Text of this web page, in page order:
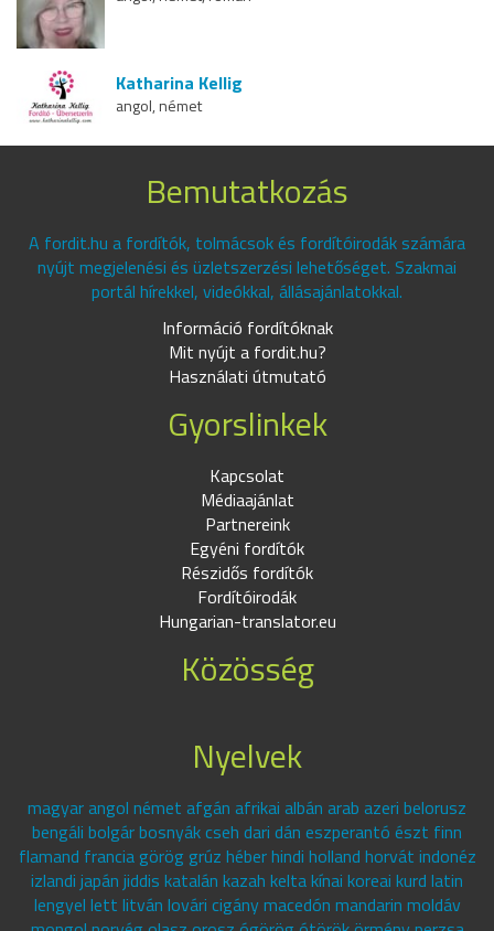
Katharina Kellig
angol, német
Bemutatkozás
A fordit.hu a fordítók, tolmácsok és fordítóirodák számára
nyújt megjelenési és üzletszerzési lehetőséget. Szakmai
portál hírekkel, videókkal, állásajánlatokkal.
Információ fordítóknak
Mit nyújt a fordit.hu?
Használati útmutató
Gyorslinkek
Kapcsolat
Médiaajánlat
Partnereink
Egyéni fordítók
Részidős fordítók
Fordítóirodák
Hungarian-translator.eu
Közösség
Nyelvek
magyar angol német afgán afrikai albán arab azeri belorusz
bengáli bolgár bosnyák cseh dari dán eszperantó észt finn
flamand francia görög grúz héber hindi holland horvát indonéz
izlandi japán jiddis katalán kazah kelta kínai koreai kurd latin
lengyel lett litván lovári cigány macedón mandarin moldáv